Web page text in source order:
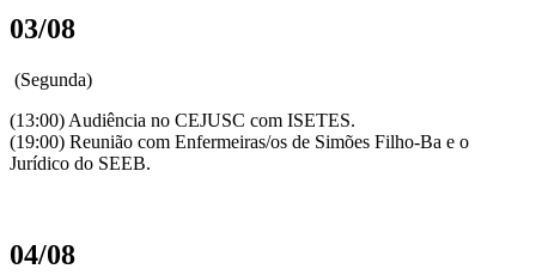
03/08
(Segunda)
(13:00) Audiência no CEJUSC com ISETES.
(19:00) Reunião com Enfermeiras/os de Simões Filho-Ba e o
Jurídico do SEEB.
04/08